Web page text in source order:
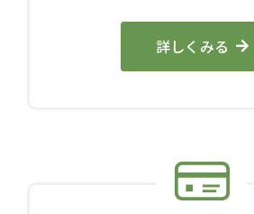
詳しくみる